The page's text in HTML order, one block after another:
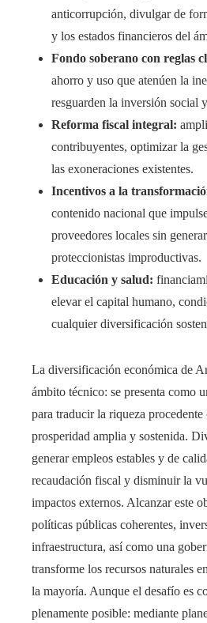
anticorrupción, divulgar de
y los estados financieros del
Fondo soberano con reglas
ahorro y uso que atenúen la
resguarden la inversión social
Reforma fiscal integral:
contribuyentes, optimizar la
las exoneraciones existentes.
Incentivos a la
contenido nacional que
proveedores locales sin
proteccionistas improductivas.
Educación y salud:
elevar el capital humano,
cualquier diversificación
La diversificación económica de
ámbito técnico: se presenta como
para traducir la riqueza
prosperidad amplia y sostenida.
generar empleos estables y de
recaudación fiscal y disminuir la
impactos externos. Alcanzar este
políticas públicas coherentes,
infraestructura, así como una
transforme los recursos naturales
la mayoría. Aunque el desafío es
plenamente posible: mediante